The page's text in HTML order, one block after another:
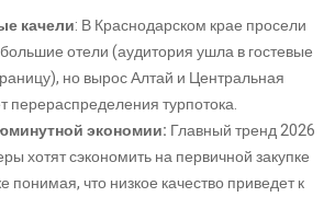
качели: В Краснодарском крае просели
отели (аудитория ушла в гостевые
но вырос Алтай и Центральная
перераспределения турпотока.
экономии: Главный тренд 2026
хотят сэкономить на первичной закупке
понимая, что низкое качество приведет к